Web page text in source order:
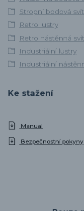
Stropní bodová
Retro lustry
Retro nástěnná
Industriální lustry
Industriální
Ke stažení
Manual
Bezpečnostní pokyny